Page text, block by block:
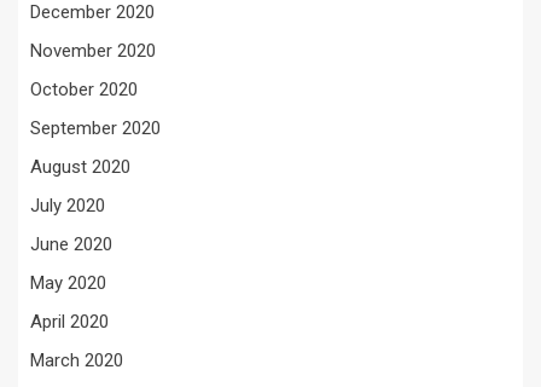
December 2020
November 2020
October 2020
September 2020
August 2020
July 2020
June 2020
May 2020
April 2020
March 2020